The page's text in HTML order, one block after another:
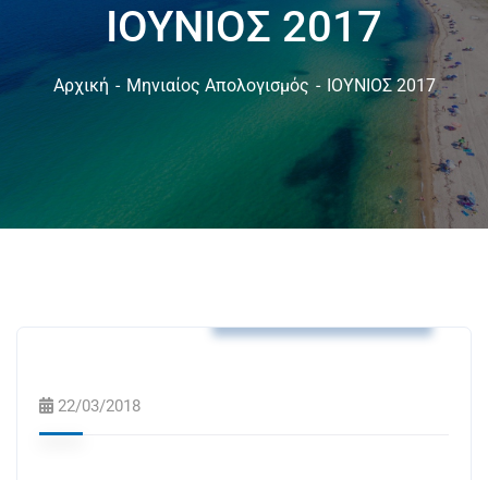
ΙΟΥΝΙΟΣ 2017
Αρχική Μηνιαίος Απολογισμός ΙΟΥΝΙΟΣ 2017
22/03/2018